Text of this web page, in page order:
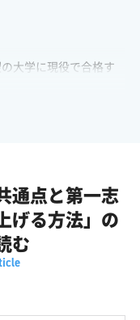
大学に現役で合格す
けど裏を返せば多く
てことですよね
通点と第一志
げる方法」の
む